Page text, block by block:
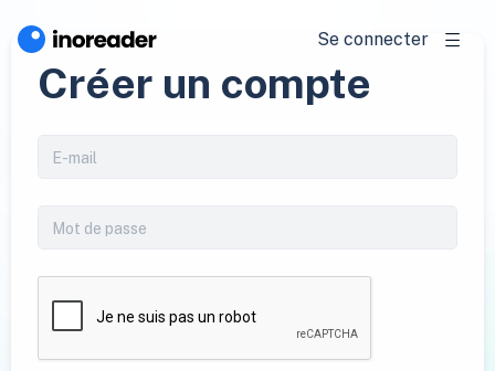
Se connecter
Créer un compte